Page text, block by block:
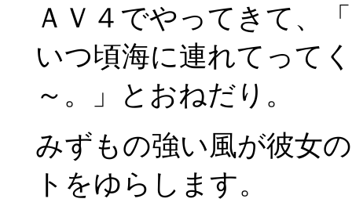
ＡＶ４でやってきて、
いつ頃海に連れてって
～。」とおねだり。
みずもの強い風が彼女
トをゆらします。